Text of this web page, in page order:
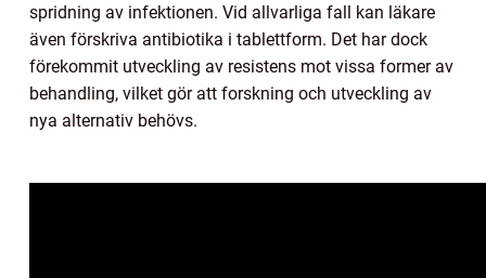
spridning av infektionen. Vid allvarliga fall kan läkare
även förskriva antibiotika i tablettform. Det har dock
förekommit utveckling av resistens mot vissa former av
behandling, vilket gör att forskning och utveckling av
nya alternativ behövs.